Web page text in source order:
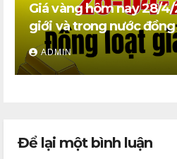
Giá vàng hôm nay 28/
giới và trong nước
ADMIN
Để lại một bình luận